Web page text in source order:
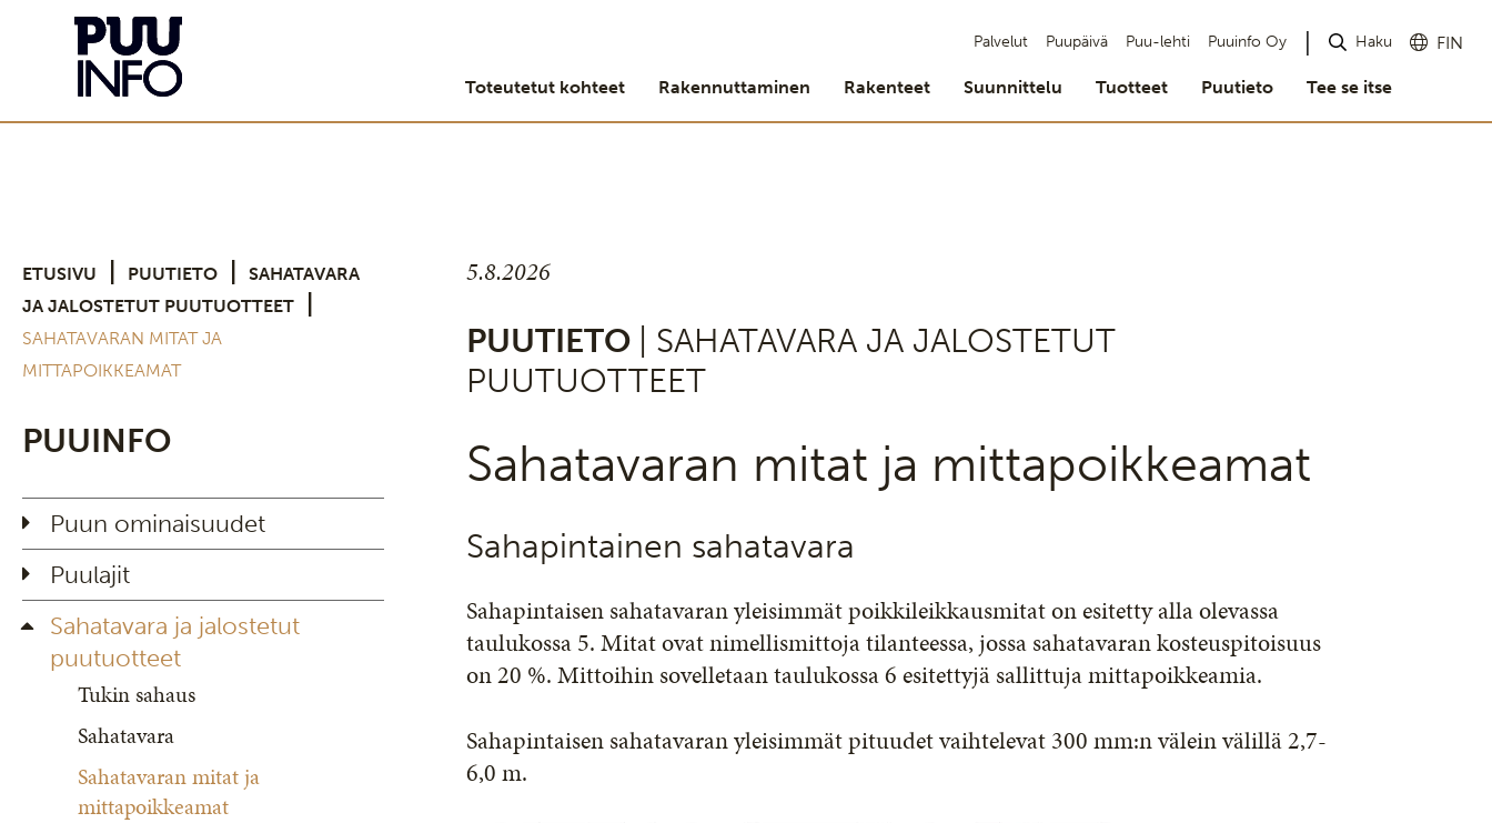
Palvelut Puupäivä Puu-lehti Puuinfo Oy Haku FIN
Toteutetut kohteet Rakennuttaminen Rakenteet Suunnittelu Tuotteet Puutieto Tee se itse
ETUSIVU PUUTIETO
SAHATAVARA
JA JALOSTETUT PUUTUOTTEET
SAHATAVARAN MITAT JA
MITTAPOIKKEAMAT
PUUINFO
Puun ominaisuudet
Puulajit
Sahatavara ja jalostetut
puutuotteet
Tukin sahaus
Sahatavara
Sahatavaran mitat ja
mittapoikkeamat
5.8.2026
PUUTIETO
| SAHATAVARA JA JALOSTETUT
PUUTUOTTEET
Sahatavaran mitat ja mittapoikkeamat
Sahapintainen sahatavara
Sahapintaisen sahatavaran yleisimmät poikkileikkausmitat on esitetty alla olevassa
taulukossa 5. Mitat ovat nimellismittoja tilanteessa, jossa sahatavaran kosteuspitoisuus
on 20 %. Mittoihin sovelletaan taulukossa 6 esitettyjä sallittuja mittapoikkeamia.
Sahapintaisen sahatavaran yleisimmät pituudet vaihtelevat 300 mm:n välein välillä 2,7-
6,0 m.